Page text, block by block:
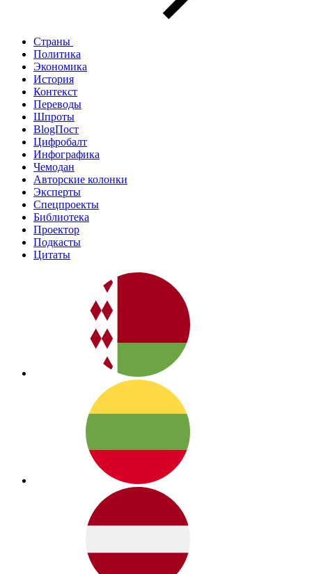
Страны
Политика
Экономика
История
Контекст
Переводы
Шпроты
BlogПост
Цифробалт
Инфографика
Чемодан
Авторские колонки
Эксперты
Спецпроекты
Библиотека
Проектор
Подкасты
Цитаты